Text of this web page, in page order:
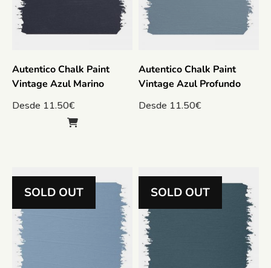
Autentico Chalk Paint
Vintage Azul Marino
Desde 11.50€
Autentico Chalk Paint
Vintage Azul Profundo
Desde 11.50€
SOLD OUT SOLD OUT